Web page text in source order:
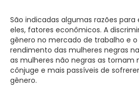
São indicadas algumas razões para
eles, fatores econômicos. A
gênero no mercado de trabalho e
rendimento das mulheres negras
as mulheres não negras as tornam
cônjuge e mais passíveis de
gênero.